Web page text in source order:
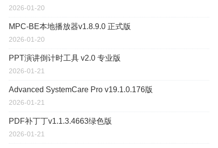
2026-01-20
MPC-BE本地播放器v1.8.9.0 正式版
2026-01-20
PPT演讲倒计时工具 v2.0 专业版
2026-01-21
Advanced SystemCare Pro v19.1.0.176版
2026-01-21
PDF补丁丁v1.1.3.4663绿色版
2026-01-21